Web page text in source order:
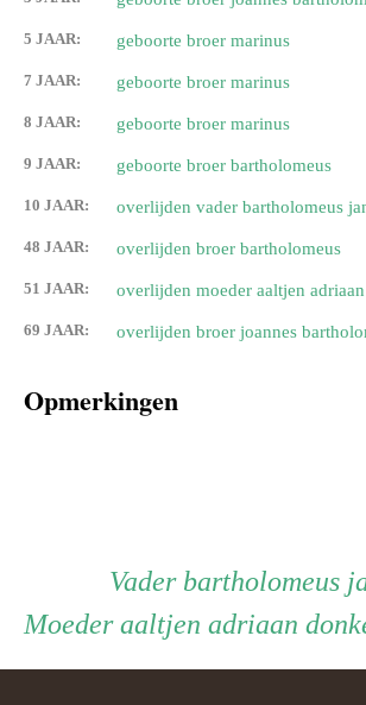
5 JAAR: geboorte broer marinus
7 JAAR: geboorte broer marinus
8 JAAR: geboorte broer marinus
9 JAAR: geboorte broer bartholomeus
10 JAAR: overlijden vader bartholomeus
48 JAAR: overlijden broer bartholomeus
51 JAAR: overlijden moeder aaltjen adriaan
69 JAAR: overlijden broer joannes
Opmerkingen
Persoon
ouder
Vader Vader
bartholomeus
MoederMoeder
aaltjen adriaan